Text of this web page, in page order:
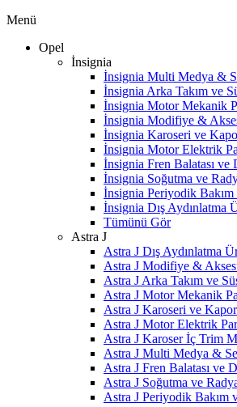
Menü
Opel
İnsignia
İnsignia Multi Medya &
İnsignia Arka Takım ve
İnsignia Motor Mekanik
İnsignia Modifiye &
İnsignia Karoseri ve
İnsignia Motor Elektrik
İnsignia Fren Balatası ve
İnsignia Soğutma ve
İnsignia Periyodik
İnsignia Dış Aydınlatma
Tümünü Gör
Astra J
Astra J Dış Aydınlatma
Astra J Modifiye &
Astra J Arka Takım ve
Astra J Motor Mekanik
Astra J Karoseri ve
Astra J Motor Elektrik
Astra J Karoser İç Trim
Astra J Multi Medya &
Astra J Fren Balatası ve
Astra J Soğutma ve
Astra J Periyodik Bakım